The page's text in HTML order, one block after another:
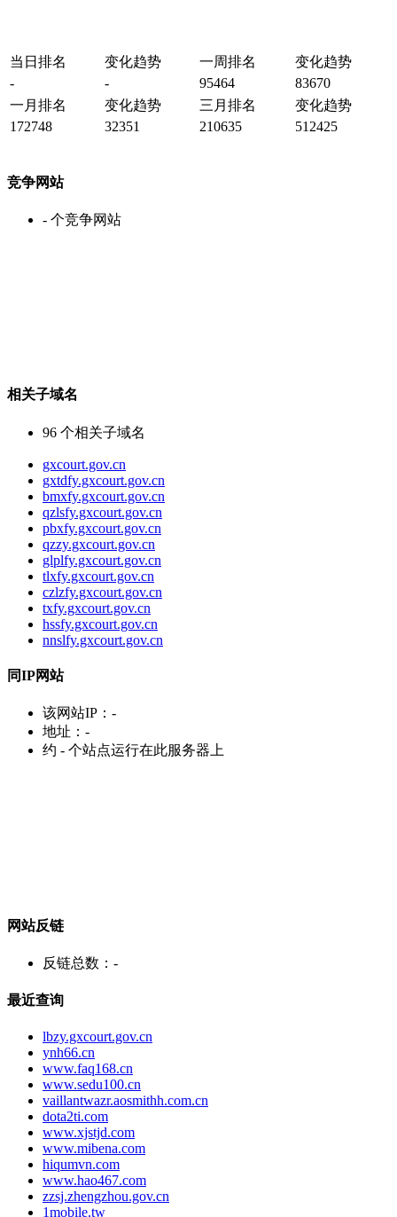
当日排名 变化趋势 一周排名
变化趋势
-
- 95464
83670
一月排名
变化趋势 三月排名
变化趋势
172748
32351 210635 512425
竞争网站
- 个竞争网站
相关子域名
96 个相关子域名
gxcourt.gov.cn
gxtdfy.gxcourt.gov.cn
bmxfy.gxcourt.gov.cn
qzlsfy.gxcourt.gov.cn
pbxfy.gxcourt.gov.cn
qzzy.gxcourt.gov.cn
glplfy.gxcourt.gov.cn
tlxfy.gxcourt.gov.cn
czlzfy.gxcourt.gov.cn
txfy.gxcourt.gov.cn
hssfy.gxcourt.gov.cn
nnslfy.gxcourt.gov.cn
同IP网站
该网站IP： -
地址： -
约 - 个站点运行在此服务器上
网站反链
反链总数： -
最近查询
lbzy.gxcourt.gov.cn
ynh66.cn
www.faq168.cn
www.sedu100.cn
vaillantwazr.aosmithh.com.cn
dota2ti.com
www.xjstjd.com
www.mibena.com
hiqumvn.com
www.hao467.com
zzsj.zhengzhou.gov.cn
1mobile.tw